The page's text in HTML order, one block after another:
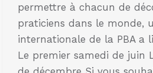
permettre à chacun de
praticiens dans le monde,
internationale de la PBA a
Le premier samedi de juin